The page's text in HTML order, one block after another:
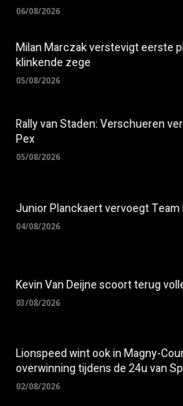
06/08/2026
Milan Marczak verstevigt eerste
klinkende zege
05/08/2026
Rally van Staden: Verschueren
Pex
05/08/2026
Junior Planckaert vervoegt Team
04/08/2026
Kevin Van Deijne scoort terug
03/08/2026
Lionspeed wint ook in Magny-
overwinning tijdens de 24u van
02/08/2026